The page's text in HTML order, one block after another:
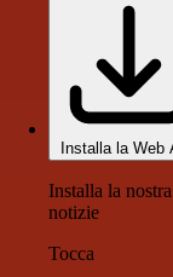
Installa la Web
Installa la
notizie
Tocca